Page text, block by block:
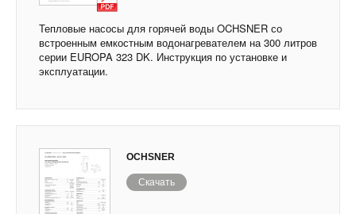
Тепловые насосы для горячей воды OCHSNER со
встроенным емкостным водонагревателем на 300 литров
серии EUROPA 323 DK. Инструкция по установке и
эксплуатации.
OCHSNER
Скачать